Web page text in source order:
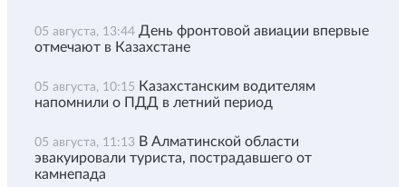
05 августа, 13:44 День фронтовой авиации впервые
отмечают в Казахстане
05 августа, 10:15 Казахстанским водителям
напомнили о ПДД в летний период
05 августа, 11:13 В Алматинской области
эвакуировали туриста, пострадавшего от
камнепада